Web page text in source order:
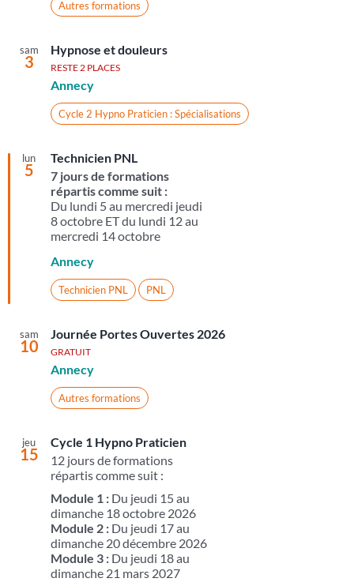
Autres formations
sam
3
Hypnose et douleurs
RESTE 2 PLACES
Annecy
Cycle 2 Hypno Praticien : Spécialisations
lun
5
Technicien PNL
7 jours de formations
répartis comme suit :
Du lundi 5 au mercredi jeudi
8 octobre ET du lundi 12 au
mercredi 14 octobre
Annecy
Technicien PNL PNL
sam
10
Journée Portes Ouvertes 2026
GRATUIT
Annecy
Autres formations
jeu
15
Cycle 1 Hypno Praticien
12 jours de formations
répartis comme suit :
Module 1 :Du jeudi 15 au
dimanche 18 octobre 2026
Module 2 :Du jeudi 17 au
dimanche 20 décembre 2026
Module 3 :Du jeudi 18 au
dimanche 21 mars 2027